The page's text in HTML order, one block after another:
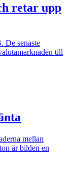
retar upp
De senaste
till
mellan
är bilden en